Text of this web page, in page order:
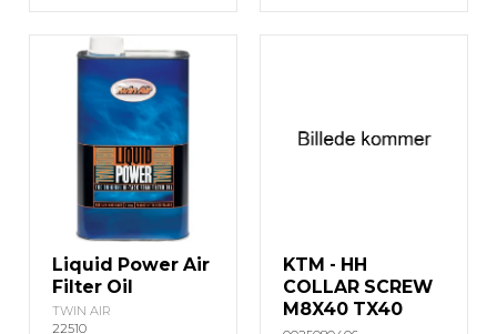
Liquid Power Air
Filter Oil
TWIN AIR
22510
KTM - HH
COLLAR SCREW
M8X40 TX40